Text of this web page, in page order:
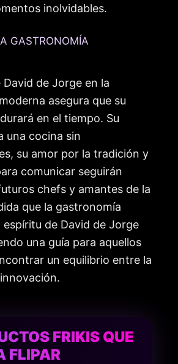
inolvidables.
GASTRONOMÍA
de Jorge en la
asegura que su
en el tiempo. Su
una cocina sin
su amor por la tradición y
comunicar seguirán
chefs y amantes de la
que la gastronomía
espíritu de David de Jorge
una guía para aquellos
un equilibrio entre la
FRIKIS QUE
FLIPAR